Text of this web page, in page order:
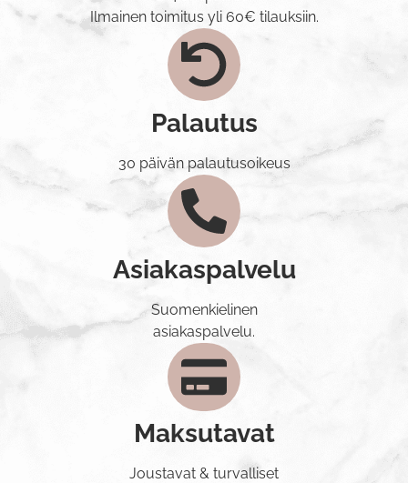
Ilmainen toimitus yli 60€ tilauksiin.
Palautus
30 päivän palautusoikeus
Asiakaspalvelu
Suomenkielinen
asiakaspalvelu.
Maksutavat
Joustavat & turvalliset